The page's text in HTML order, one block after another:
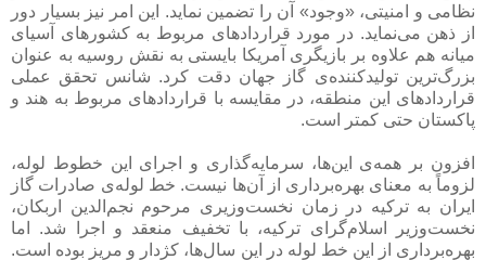
نظامی و امنیتی، «وجود» آن را تضمین نماید. این امر نیز بسیار دور
از ذهن می‌نماید. در مورد قراردادهای مربوط به کشورهای آسیای
میانه هم علاوه بر بازیگری آمریکا بایستی به نقش روسیه به عنوان
بزرگ‌ترین تولیدکننده‌ی گاز جهان دقت کرد. شانس تحقق عملی
قراردادهای این منطقه، در مقایسه با قراردادهای مربوط به هند و
پاکستان حتی کمتر است.
افزون بر همه‌ی این‌ها، سرمایه‌گذاری و اجرای این خطوط لوله،
لزوماً به معنای بهره‌برداری از آن‌ها نیست. خط لوله‌ی صادرات گاز
ایران به ترکیه در زمان نخست‌وزیری مرحوم نجم‌الدین اربکان،
نخست‌وزیر اسلام‌گرای ترکیه، با تخفیف منعقد و اجرا شد. اما
بهره‌برداری از این خط لوله در این سال‌ها، کژدار و مریز بوده است.